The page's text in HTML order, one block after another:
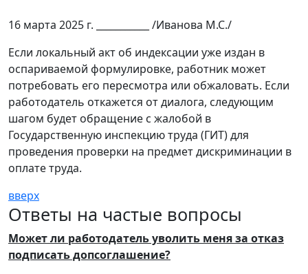
16 марта 2025 г. ___________ /Иванова М.С./
Если локальный акт об индексации уже издан в
оспариваемой формулировке, работник может
потребовать его пересмотра или обжаловать. Если
работодатель откажется от диалога, следующим
шагом будет обращение с жалобой в
Государственную инспекцию труда (ГИТ) для
проведения проверки на предмет дискриминации в
оплате труда.
вверх
Ответы на частые вопросы
Может ли работодатель уволить меня за отказ
подписать допсоглашение?